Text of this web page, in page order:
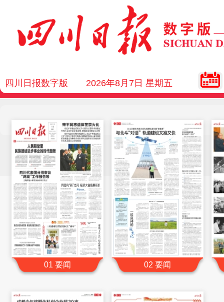
四川日报数字版 2026年8月7日 星期五
01 要闻 02 要闻